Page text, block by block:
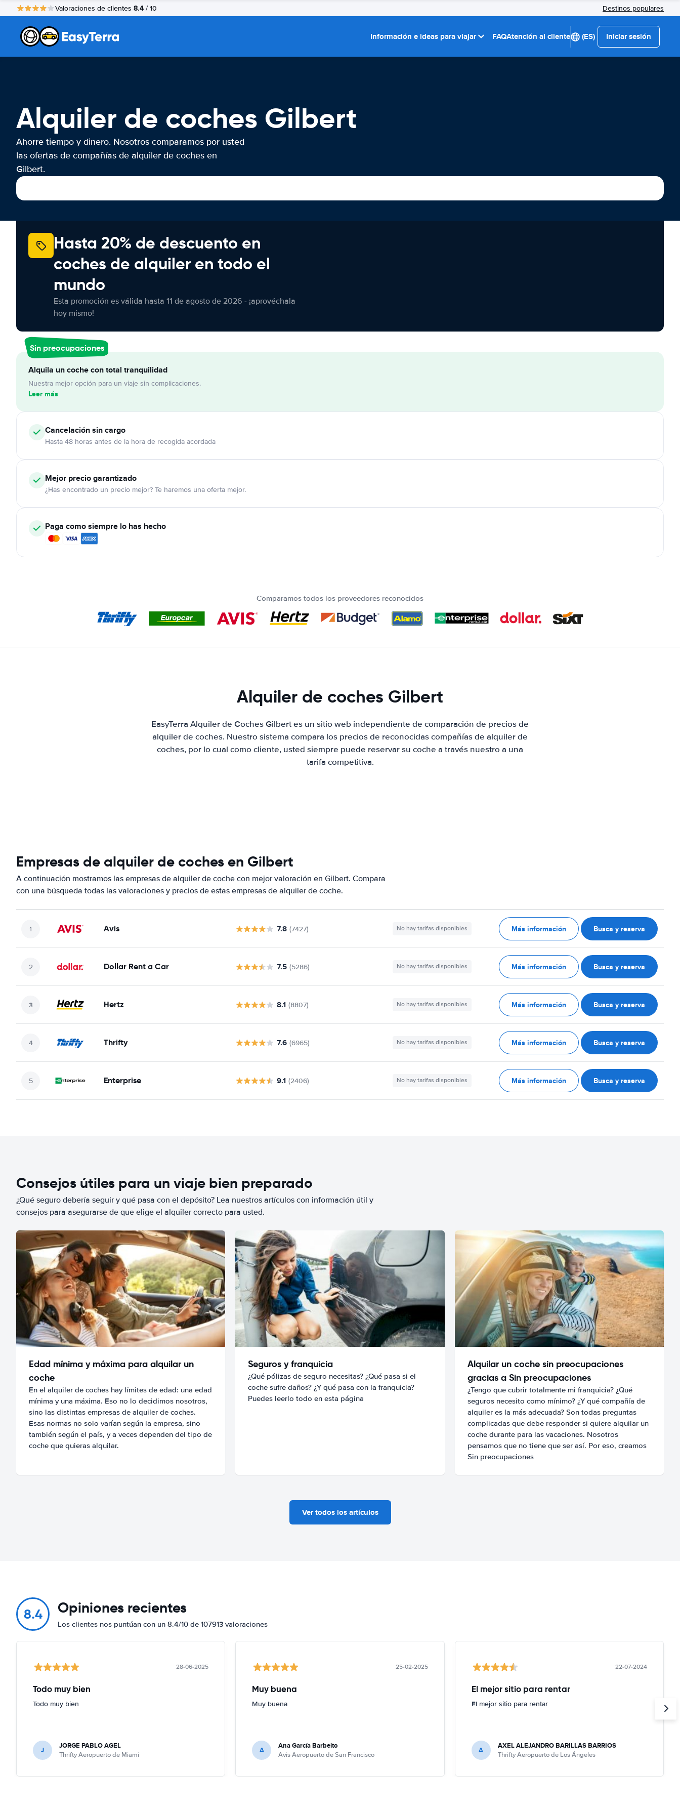
Valoraciones de clientes 8.4 / 10 Destinos populares
Información e ideas para viajar FAQAtención al cliente (ES) Iniciar sesión
Alquiler de coches Gilbert
Ahorre tiempo y dinero. Nosotros comparamos por usted
las ofertas de compañías de alquiler de coches en
Gilbert.
Hasta 20% de descuento en
coches de alquiler en todo el
mundo
Esta promoción es válida hasta 11 de agosto de 2026 - ¡aprovéchala
hoy mismo!
Sin preocupaciones
Alquila un coche con total tranquilidad
Nuestra mejor opción para un viaje sin complicaciones.
Leer más
Cancelaciónsin cargo
Hasta 48 horas antes de la hora de recogida acordada
Mejor precio garantizado
¿Has encontrado un precio mejor? Te haremos una oferta mejor.
Paga como siempre lo has hecho
Comparamos todos los proveedores reconocidos
Alquiler de coches Gilbert
EasyTerra Alquiler de Coches Gilbert es un sitio web independiente de comparación de precios de
alquiler de coches. Nuestro sistema compara los precios de reconocidas compañías de alquiler de
coches, por lo cual como cliente, usted siempre puede reservar su coche a través nuestro a una
tarifa competitiva.
Empresas de alquiler de coches en Gilbert
A continuación mostramos las empresas de alquiler de coche con mejor valoración en Gilbert. Compara
con una búsqueda todas las valoraciones y precios de estas empresas de alquiler de coche.
Avis 7.8 (7427) No hay tarifas disponibles Más información Busca y reserva
Dollar Rent a Car 7.5 (5286) No hay tarifas disponibles Más información Busca y reserva
Hertz 8.1 (8807) No hay tarifas disponibles Más información Busca y reserva
Thrifty 7.6 (6965) No hay tarifas disponibles Más información Busca y reserva
Enterprise 9.1 (2406) No hay tarifas disponibles Más información Busca y reserva
Consejos útiles para un viaje bien preparado
¿Qué seguro debería seguir y qué pasa con el depósito? Lea nuestros artículos con información útil y
consejos para asegurarse de que elige el alquiler correcto para usted.
Edad mínima y máxima para alquilar un
coche
En el alquiler de coches hay límites de edad: una edad
mínima y una máxima. Eso no lo decidimos nosotros,
sino las distintas empresas de alquiler de coches.
Esas normas no solo varían según la empresa, sino
también según el país, y a veces dependen del tipo de
coche que quieras alquilar.
Seguros y franquicia
¿Qué pólizas de seguro necesitas? ¿Qué pasa si el
coche sufre daños? ¿Y qué pasa con la franquicia?
Puedes leerlo todo en esta página
Alquilar un coche sin preocupaciones
gracias a Sin preocupaciones
¿Tengo que cubrir totalmente mi franquicia? ¿Qué
seguros necesito como mínimo? ¿Y qué compañía de
alquiler es la más adecuada? Son todas preguntas
complicadas que debe responder si quiere alquilar un
coche durante para las vacaciones. Nosotros
pensamos que no tiene que ser así. Por eso, creamos
Sin preocupaciones
Ver todos los artículos
8.4 Opiniones recientes
Los clientes nos puntúan con un 8.4/10 de 107913 valoraciones
28-06-2025
Todo muy bien
Todo muy bien
J JORGE PABLO AGEL
Thrifty Aeropuerto de Miami
25-02-2025
Muy buena
Muy buena
A Ana García Barbeito
Avis Aeropuerto de San Francisco
22-07-2024
El mejor sitio para rentar
El mejor sitio para rentar
A AXEL ALEJANDRO BARILLAS BARRIOS
Thrifty Aeropuerto de Los Ángeles